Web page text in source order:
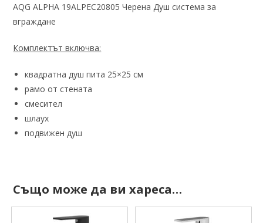
AQG ALPHA 19ALPEC20805 Черена Душ система за
вграждане
Комплектът включва:
квадратна душ пита 25×25 см
рамо от стената
смесител
шлаух
подвижен душ
Също може да ви хареса…